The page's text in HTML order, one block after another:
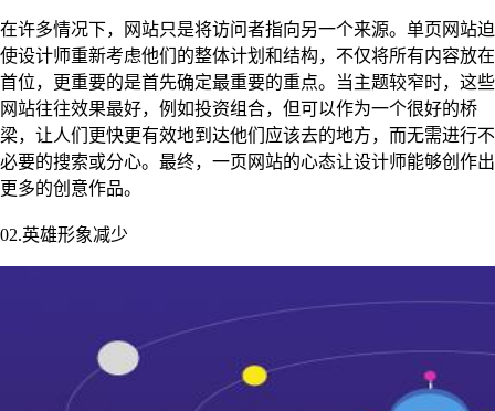
在许多情况下，网站只是将访问者指向另一个来源。单页网站迫
使设计师重新考虑他们的整体计划和结构，不仅将所有内容放在
首位，更重要的是首先确定最重要的重点。当主题较窄时，这些
网站往往效果最好，例如投资组合，但可以作为一个很好的桥
梁，让人们更快更有效地到达他们应该去的地方，而无需进行不
必要的搜索或分心。最终，一页网站的心态让设计师能够创作出
更多的创意作品。
02.英雄形象减少